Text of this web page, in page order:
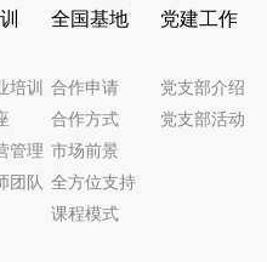
培训
管理
团队
全国基地
合作申请
合作方式
市场前景
全方位支持
课程模式
党建工作
党支部介绍
党支部活动